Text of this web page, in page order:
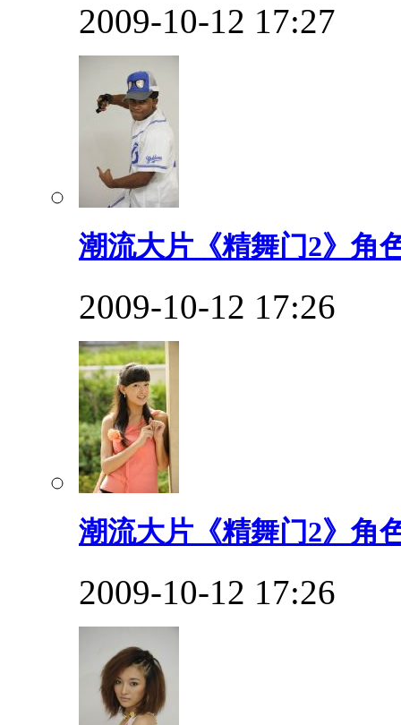
2009-10-12 17:27
潮流大片《精舞门2》角
2009-10-12 17:26
潮流大片《精舞门2》角
2009-10-12 17:26